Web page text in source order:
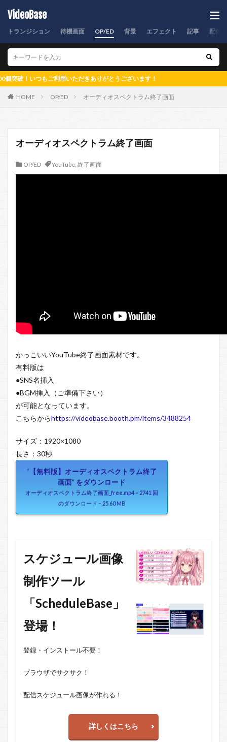
VideoBase
トランジション 待機画面 OP/ED 背景 エフェクト 記事 配信
つもご利用いただきありがとうございます！
HOME OP/ED オーディオスペクトラム終了画面
オーディオスペクトラム終了画面
OP/ED YouTube, 終了画面
かっこいいYouTube終了画面素材です。
有料版は
●SNS名挿入
●BGM挿入（ご準備下さい）
が可能となっています。
こちらからhttps://videobase.booth.pm/items/3488254
サイズ：1920×1080
長さ：30秒
“【無料版】オーディオスペクトラム終了
画面” をダウンロード
オーディオスペクトラム終了画面_free.mp4 – 2741 回
のダウンロード – 25.60 MB
スケジュール画像
制作ツール
「ScheduleBase」
登場！
登録・インストール不要！
ブラウザでサクサク！
配信スケジュール画像が作れる！
詳しくはこちら